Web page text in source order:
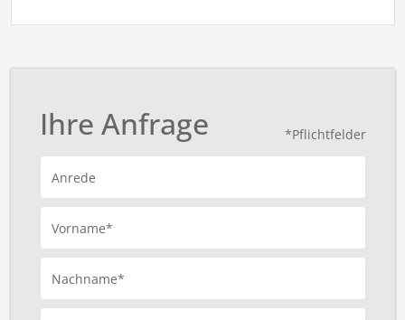
*Pflichtfelder
Ihre Anfrage
Anrede
Vorname*
Nachname*